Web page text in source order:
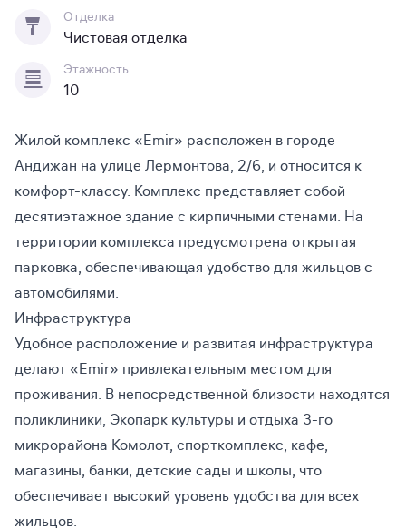
Отделка
Чистовая отделка
Этажность
10
Жилой комплекс «Emir» расположен в городе
Андижан на улице Лермонтова, 2/6, и относится к
комфорт-классу. Комплекс представляет собой
десятиэтажное здание с кирпичными стенами. На
территории комплекса предусмотрена открытая
парковка, обеспечивающая удобство для жильцов с
автомобилями.
Инфраструктура
Удобное расположение и развитая инфраструктура
делают «Emir» привлекательным местом для
проживания. В непосредственной близости находятся
поликлиники, Экопарк культуры и отдыха 3-го
микрорайона Комолот, спорткомплекс, кафе,
магазины, банки, детские сады и школы, что
обеспечивает высокий уровень удобства для всех
жильцов.